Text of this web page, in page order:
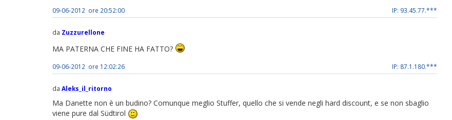
09-06-2012 ore 20:52:00 IP: 93.45.77.***
da Zuzzurellone
MA PATERNA CHE FINE HA FATTO?
09-06-2012 ore 12:02:26 IP: 87.1.180.***
da Aleks_il_ritorno
Ma Danette non è un budino? Comunque meglio Stuffer, quello che si vende negli hard discount, e se non sbaglio
viene pure dal Südtirol